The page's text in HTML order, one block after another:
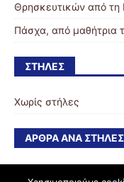
Θρησκευτικών από τη
Πάσχα, από μαθήτρια
ΣΤΉΛΕΣ
Χωρίς στήλες
ΆΡΘΡΑ ΑΝΆ ΣΤΉΛΕΣ